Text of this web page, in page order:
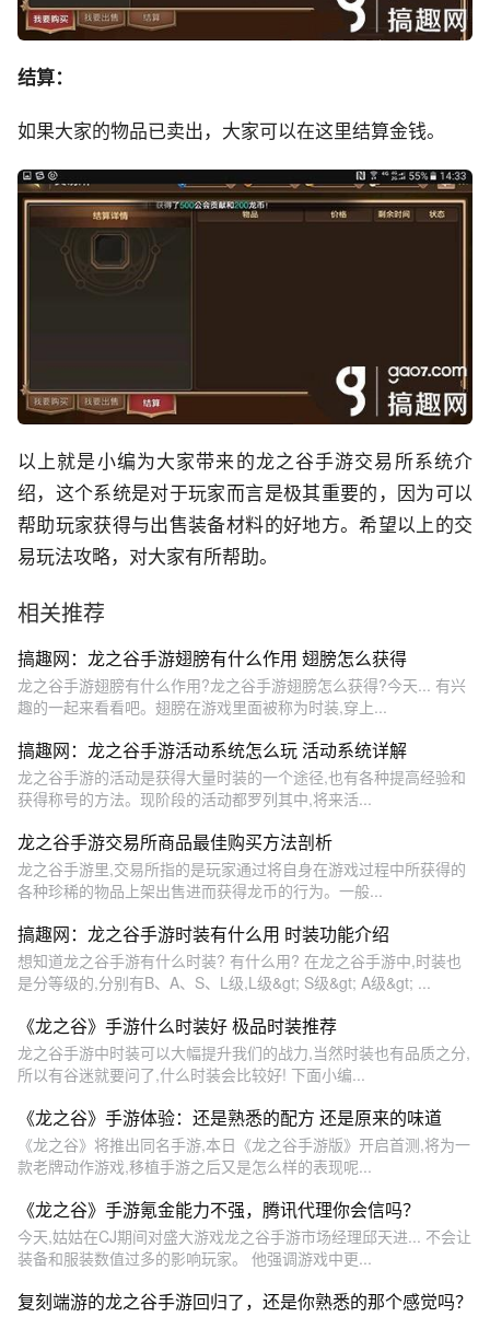
结算：
如果大家的物品已卖出，大家可以在这里结算金钱。
以上就是小编为大家带来的龙之谷手游交易所系统介
绍，这个系统是对于玩家而言是极其重要的，因为可以
帮助玩家获得与出售装备材料的好地方。希望以上的交
易玩法攻略，对大家有所帮助。
相关推荐
搞趣网：龙之谷手游翅膀有什么作用 翅膀怎么获得
龙之谷手游翅膀有什么作用?龙之谷手游翅膀怎么获得?今天... 有兴
趣的一起来看看吧。翅膀在游戏里面被称为时装,穿上...
搞趣网：龙之谷手游活动系统怎么玩 活动系统详解
龙之谷手游的活动是获得大量时装的一个途径,也有各种提高经验和
获得称号的方法。现阶段的活动都罗列其中,将来活...
龙之谷手游交易所商品最佳购买方法剖析
龙之谷手游里,交易所指的是玩家通过将自身在游戏过程中所获得的
各种珍稀的物品上架出售进而获得龙币的行为。一般...
搞趣网：龙之谷手游时装有什么用 时装功能介绍
想知道龙之谷手游有什么时装? 有什么用? 在龙之谷手游中,时装也
是分等级的,分别有B、A、S、L级,L级&gt; S级&gt; A级&gt; ...
《龙之谷》手游什么时装好 极品时装推荐
龙之谷手游中时装可以大幅提升我们的战力,当然时装也有品质之分,
所以有谷迷就要问了,什么时装会比较好! 下面小编...
《龙之谷》手游体验：还是熟悉的配方 还是原来的味道
《龙之谷》将推出同名手游,本日《龙之谷手游版》开启首测,将为一
款老牌动作游戏,移植手游之后又是怎么样的表现呢...
《龙之谷》手游氪金能力不强，腾讯代理你会信吗？
今天,姑姑在CJ期间对盛大游戏龙之谷手游市场经理邱天进... 不会让
装备和服装数值过多的影响玩家。 他强调游戏中更...
复刻端游的龙之谷手游回归了，还是你熟悉的那个感觉吗？